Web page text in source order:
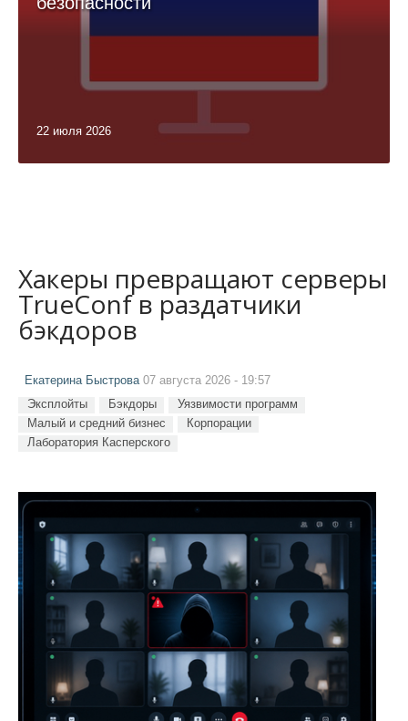
22 июля 2026
Хакеры превращают серверы
TrueConf в раздатчики
бэкдоров
Екатерина Быстрова 07 августа 2026 - 19:57
Эксплойты Бэкдоры
Уязвимости программ
Малый и средний бизнес
Корпорации
Лаборатория Касперского